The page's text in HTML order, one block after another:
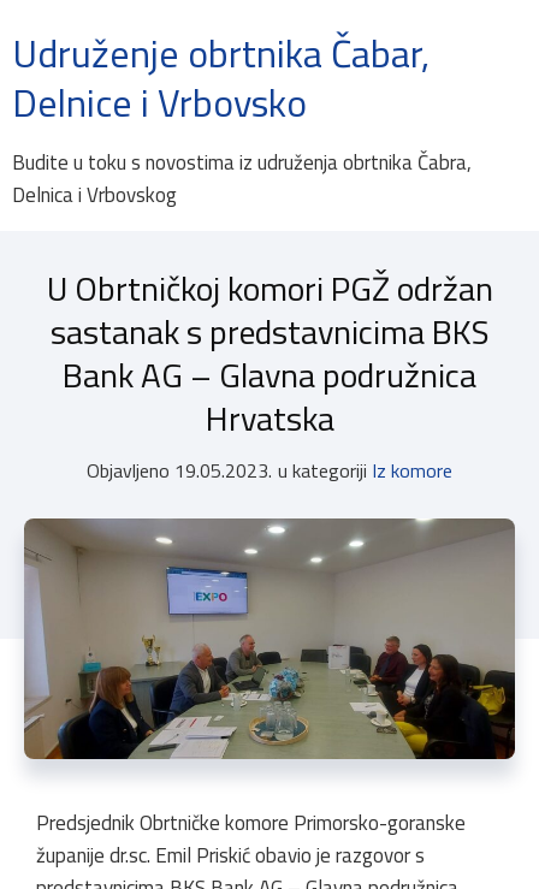
Udruženje obrtnika Čabar,
Delnice i Vrbovsko
Budite u toku s novostima iz udruženja obrtnika Čabra,
Delnica i Vrbovskog
U Obrtničkoj komori PGŽ održan
sastanak s predstavnicima BKS
Bank AG – Glavna podružnica
Hrvatska
Objavljeno 19.05.2023. u kategoriji Iz komore
Predsjednik Obrtničke komore Primorsko-goranske
županije dr.sc. Emil Priskić obavio je razgovor s